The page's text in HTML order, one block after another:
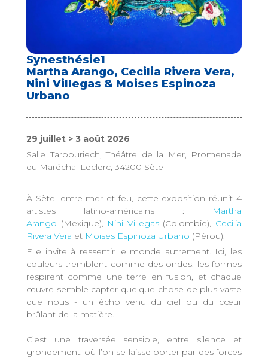
Synesthésie1
Martha Arango, Cecilia Rivera Vera,
Nini Villegas & Moises Espinoza
Urbano
29 juillet > 3 août 2026
Salle Tarbouriech, Théâtre de la Mer, Promenade
du Maréchal Leclerc, 34200 Sète
À Sète, entre mer et feu, cette exposition réunit 4
artistes latino-américains :
Martha
Arango (Mexique), Nini Villegas(Colombie), Cecilia
Rivera Vera et Moises Espinoza Urbano (Pérou).
Elle invite à ressentir le monde autrement. Ici, les
couleurs tremblent comme des ondes, les formes
respirent comme une terre en fusion, et chaque
œuvre semble capter quelque chose de plus vaste
que nous - un écho venu du ciel ou du cœur
brûlant de la matière.
C’est une traversée sensible, entre silence et
grondement, où l’on se laisse porter par des forces